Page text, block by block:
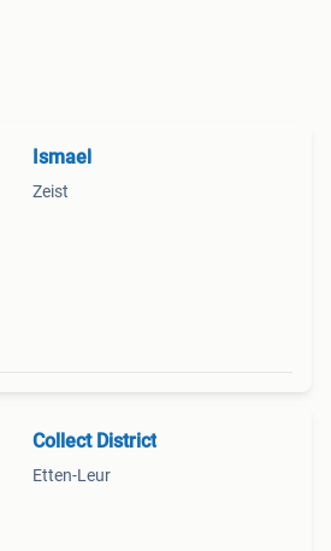
Ismael
Zeist
Collect District
Etten-Leur